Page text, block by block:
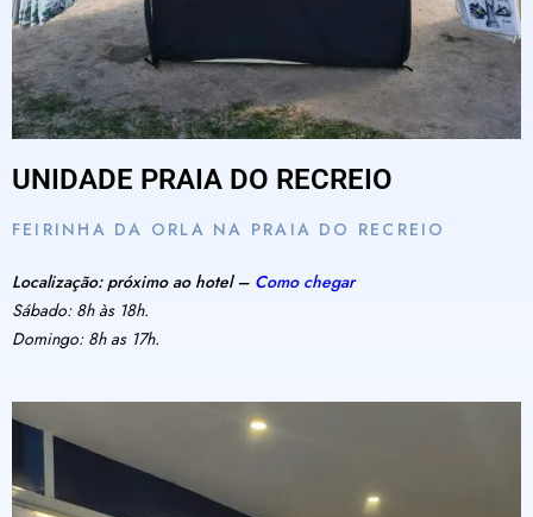
UNIDADE PRAIA DO RECREIO
FEIRINHA DA ORLA NA PRAIA DO RECREIO
Localização: próximo ao hotel – Como chegar
Sábado: 8h às 18h.
Domingo: 8h as 17h.